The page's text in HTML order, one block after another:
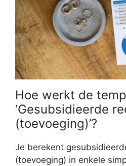
Hoe werkt de
‘Gesubsidieerde
(toevoeging)’?
Je berekent
(toevoeging) in enkele